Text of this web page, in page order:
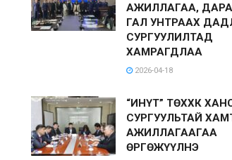
АЖИЛЛАГАА,
ГАЛ УНТРААХ
СУРГУУЛИЛТАД
ХАМРАГДЛАА
2026-04-18
“ИНҮТ” ТӨХХК
СУРГУУЛЬТАЙ
АЖИЛЛАГААГАА
ӨРГӨЖҮҮЛНЭ